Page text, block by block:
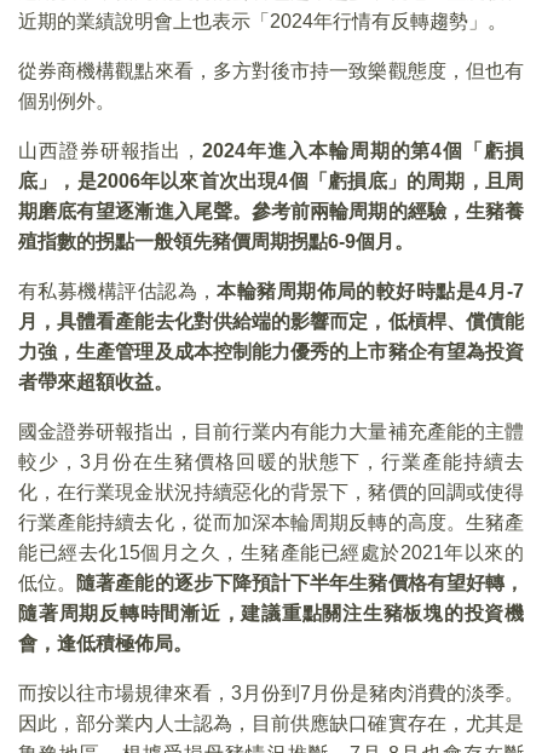
近期的業績說明會上也表示「2024年行情有反轉趨勢」。
從券商機構觀點來看，多方對後市持一致樂觀態度，但也有
個别例外。
山西證券研報指出，2024年進入本輪周期的第4個「虧損
底」，是2006年以來首次出現4個「虧損底」的周期，且周
期磨底有望逐漸進入尾聲。參考前兩輪周期的經驗，生豬養
殖指數的拐點一般領先豬價周期拐點6-9個月。
有私募機構評估認為，本輪豬周期佈局的較好時點是4月-7
月，具體看產能去化對供給端的影響而定，低槓桿、償債能
力強，生產管理及成本控制能力優秀的上市豬企有望為投資
者帶來超額收益。
國金證券研報指出，目前行業内有能力大量補充產能的主體
較少，3月份在生豬價格回暖的狀態下，行業產能持續去
化，在行業現金狀況持續惡化的背景下，豬價的回調或使得
行業產能持續去化，從而加深本輪周期反轉的高度。生豬產
能已經去化15個月之久，生豬產能已經處於2021年以來的
低位。
隨著產能的逐步下降預計下半年生豬價格有望好轉，
隨著周期反轉時間漸近，建議重點關注生豬板塊的投資機
會，逢低積極佈局。
而按以往市場規律來看，3月份到7月份是豬肉消費的淡季。
因此，部分業内人士認為，目前供應缺口確實存在，尤其是